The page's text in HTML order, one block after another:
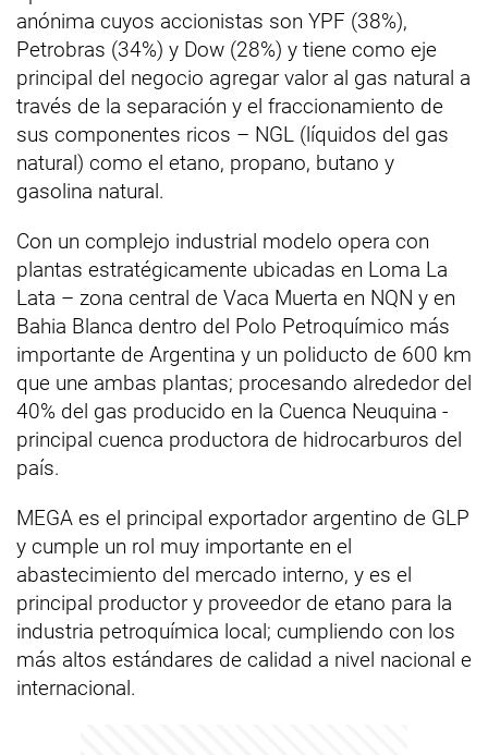
anónima cuyos accionistas son YPF (38%),
Petrobras (34%) y Dow (28%) y tiene como eje
principal del negocio agregar valor al gas natural a
través de la separación y el fraccionamiento de
sus componentes ricos – NGL (líquidos del gas
natural) como el etano, propano, butano y
gasolina natural.
Con un complejo industrial modelo opera con
plantas estratégicamente ubicadas en Loma La
Lata – zona central de Vaca Muerta en NQN y en
Bahia Blanca dentro del Polo Petroquímico más
importante de Argentina y un poliducto de 600 km
que une ambas plantas; procesando alrededor del
40% del gas producido en la Cuenca Neuquina -
principal cuenca productora de hidrocarburos del
país.
MEGA es el principal exportador argentino de GLP
y cumple un rol muy importante en el
abastecimiento del mercado interno, y es el
principal productor y proveedor de etano para la
industria petroquímica local; cumpliendo con los
más altos estándares de calidad a nivel nacional e
internacional.